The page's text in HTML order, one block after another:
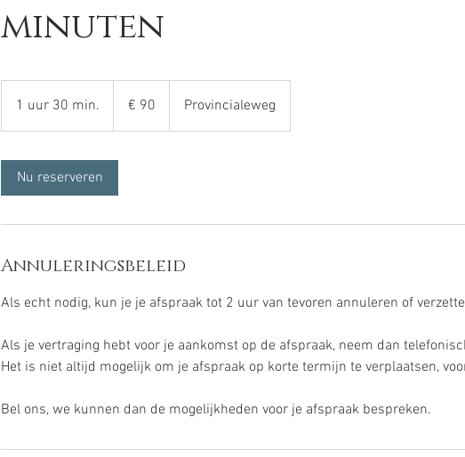
minuten
1 uur 30 min.
u
3
0
.
€ 90 Provincialeweg
Nu reserveren
Annuleringsbeleid
Als echt nodig, kun je je afspraak tot 2 uur van tevoren annuleren of
Als je vertraging hebt voor je aankomst op de afspraak, neem dan
Het is niet altijd mogelijk om je afspraak op korte termijn te verplaatsen,
Bel ons, we kunnen dan de mogelijkheden voor je afspraak bespreken.